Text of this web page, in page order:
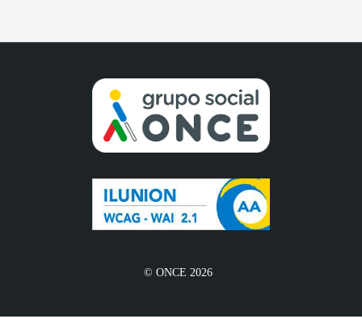
© ONCE 2026